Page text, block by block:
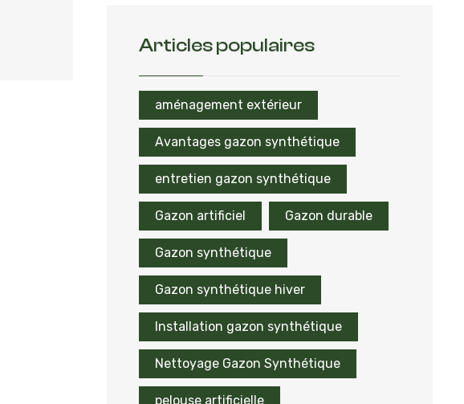
Articles populaires
aménagement extérieur
Avantages gazon synthétique
entretien gazon synthétique
Gazon artificiel Gazon durable
Gazon synthétique
Gazon synthétique hiver
Installation gazon synthétique
Nettoyage Gazon Synthétique
pelouse artificielle